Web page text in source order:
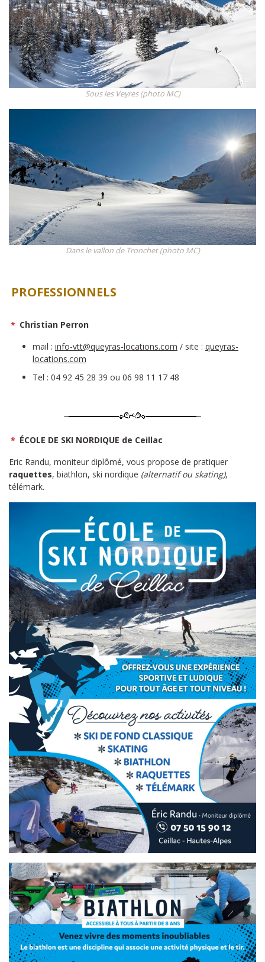
Sous les Veyres (photo MC)
Dans le vallon de Tronchet (photo MC)
PROFESSIONNELS
* Christian Perron
mail : info-vtt@queyras-locations.com / site : queyras-
locations.com
Tel : 04 92 45 28 39 ou 06 98 11 17 48
* ÉCOLE DE SKI NORDIQUE de Ceillac
Eric Randu, moniteur diplômé, vous propose de pratiquer
raquettes, biathlon, ski nordique (alternatif ou skating),
télémark.